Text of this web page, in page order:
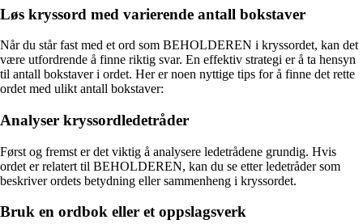
Løs kryssord med varierende antall bokstaver
Når du står fast med et ord som BEHOLDEREN i kryssordet, kan det
være utfordrende å finne riktig svar. En effektiv strategi er å ta hensyn
til antall bokstaver i ordet. Her er noen nyttige tips for å finne det rette
ordet med ulikt antall bokstaver:
Analyser kryssordledetråder
Først og fremst er det viktig å analysere ledetrådene grundig. Hvis
ordet er relatert til BEHOLDEREN, kan du se etter ledetråder som
beskriver ordets betydning eller sammenheng i kryssordet.
Bruk en ordbok eller et oppslagsverk